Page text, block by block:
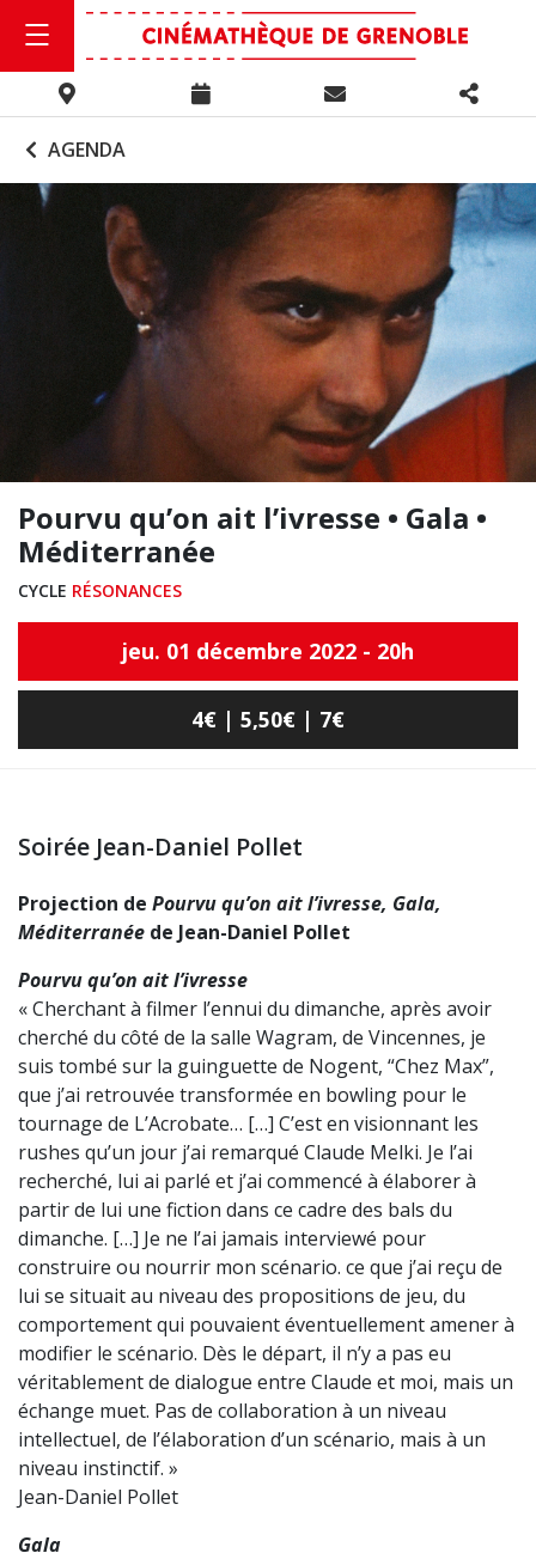
AGENDA
Pourvu qu’on ait l’ivresse • Gala •
Méditerranée
CYCLE RÉSONANCES
jeu. 01 décembre 2022 - 20h
4€ | 5,50€ | 7€
Soirée Jean-Daniel Pollet
Projection de Pourvu qu’on ait l’ivresse, Gala,
Méditerranée de Jean-Daniel Pollet
Pourvu qu’on ait l’ivresse
« Cherchant à filmer l’ennui du dimanche, après avoir
cherché du côté de la salle Wagram, de Vincennes, je
suis tombé sur la guinguette de Nogent, “Chez Max”,
que j’ai retrouvée transformée en bowling pour le
tournage de L’Acrobate… […] C’est en visionnant les
rushes qu’un jour j’ai remarqué Claude Melki. Je l’ai
recherché, lui ai parlé et j’ai commencé à élaborer à
partir de lui une fiction dans ce cadre des bals du
dimanche. […] Je ne l’ai jamais interviewé pour
construire ou nourrir mon scénario. ce que j’ai reçu de
lui se situait au niveau des propositions de jeu, du
comportement qui pouvaient éventuellement amener à
modifier le scénario. Dès le départ, il n’y a pas eu
véritablement de dialogue entre Claude et moi, mais un
échange muet. Pas de collaboration à un niveau
intellectuel, de l’élaboration d’un scénario, mais à un
niveau instinctif. »
Jean-Daniel Pollet
Gala